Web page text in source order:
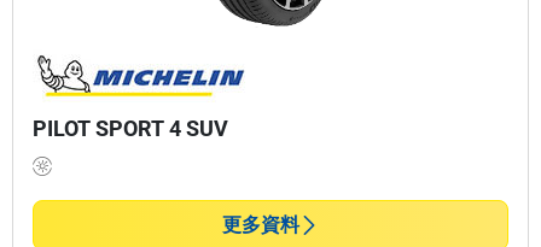
PILOT SPORT 4 SUV
更多資料